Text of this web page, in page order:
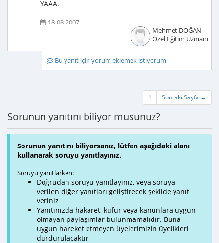
YAAA.
18-08-2007
Mehmet DOĞAN
Özel Eğitim Uzmanı
Bu yanıt için yorum eklemek istiyorum
1 Sonraki Sayfa →
Sorunun yanıtını biliyor musunuz?
Sorunun yanıtını biliyorsanız, lütfen aşağıdaki alanı
kullanarak soruyu yanıtlayınız.
Soruyu yanıtlarken:
Doğrudan soruyu yanıtlayınız, veya soruya
verilen diğer yanıtları geliştirecek şekilde yanıt
veriniz
Yanıtınızda hakaret, küfür veya kanunlara uygun
olmayan paylaşımlar bulunmamalıdır. Buna
uygun hareket etmeyen üyelerimizin üyelikleri
durdurulacaktır